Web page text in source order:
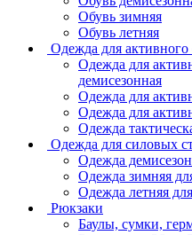
Обувь зимняя
Обувь летняя
Одежда для
Одежда для
демисезонная
Одежда для
Одежда для
Одежда
Одежда для силовых
Одежда
Одежда зимняя
Одежда летняя
Рюкзаки
Баулы, сумки,